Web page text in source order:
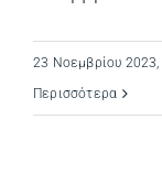
23 Νοεμβρίου
Περισσότερα